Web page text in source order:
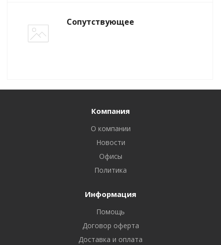
Сопутствующее
Компания
О компании
Новости
Офисы
Политика
Информация
Помощь
Договор оферта
Доставка и оплата